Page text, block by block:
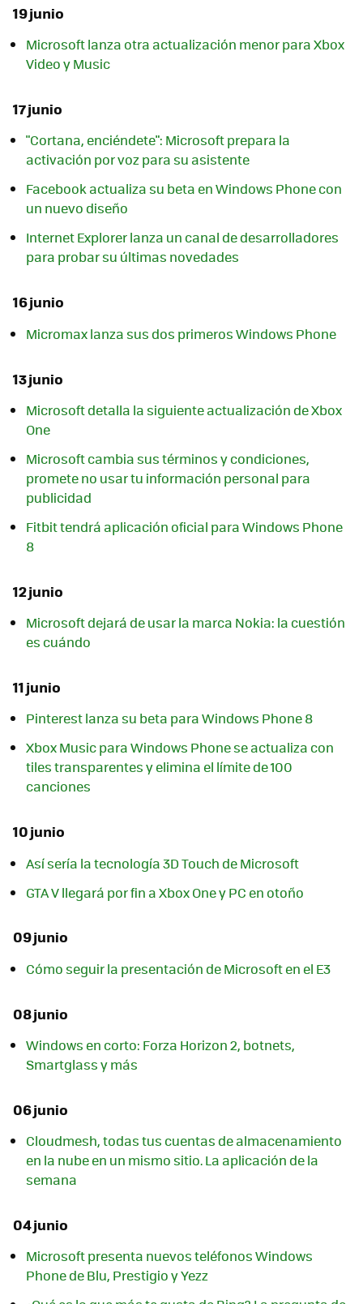
19 junio
Microsoft lanza otra actualización menor para Xbox
Video y Music
17 junio
"Cortana, enciéndete": Microsoft prepara la
activación por voz para su asistente
Facebook actualiza su beta en Windows Phone con
un nuevo diseño
Internet Explorer lanza un canal de desarrolladores
para probar su últimas novedades
16 junio
Micromax lanza sus dos primeros Windows Phone
13 junio
Microsoft detalla la siguiente actualización de Xbox
One
Microsoft cambia sus términos y condiciones,
promete no usar tu información personal para
publicidad
Fitbit tendrá aplicación oficial para Windows Phone
8
12 junio
Microsoft dejará de usar la marca Nokia: la cuestión
es cuándo
11 junio
Pinterest lanza su beta para Windows Phone 8
Xbox Music para Windows Phone se actualiza con
tiles transparentes y elimina el límite de 100
canciones
10 junio
Así sería la tecnología 3D Touch de Microsoft
GTA V llegará por fin a Xbox One y PC en otoño
09 junio
Cómo seguir la presentación de Microsoft en el E3
08 junio
Windows en corto: Forza Horizon 2, botnets,
Smartglass y más
06 junio
Cloudmesh, todas tus cuentas de almacenamiento
en la nube en un mismo sitio. La aplicación de la
semana
04 junio
Microsoft presenta nuevos teléfonos Windows
Phone de Blu, Prestigio y Yezz